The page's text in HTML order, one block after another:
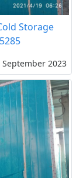
Storage
September 2023